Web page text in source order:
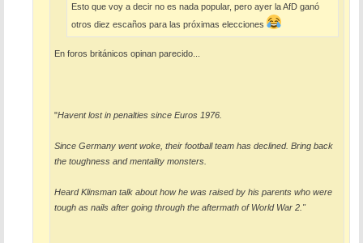
Esto que voy a decir no es nada popular, pero ayer la AfD ganó
otros diez escaños para las próximas elecciones
En foros británicos opinan parecido...
"Havent lost in penalties since Euros 1976.
Since Germany went woke, their football team has declined. Bring back
the toughness and mentality monsters.
Heard Klinsman talk about how he was raised by his parents who were
tough as nails after going through the aftermath of World War 2."